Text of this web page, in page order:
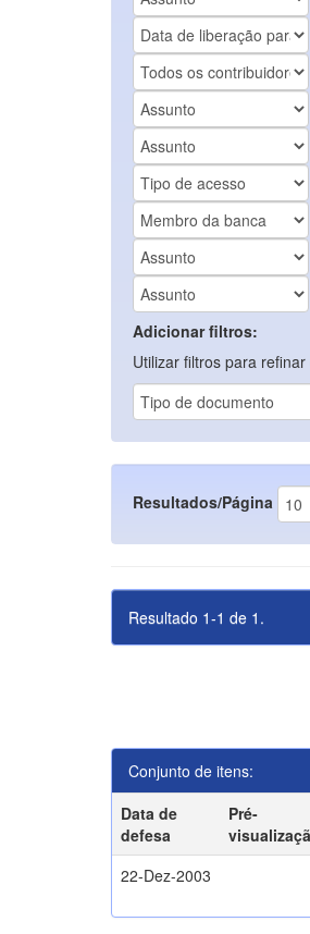
Adicionar filtros:
Utilizar filtros para
Resultados/Página
Resultado 1-1 de 1.
Conjunto de itens:
Data de
defesa
Pré-
22-Dez-2003